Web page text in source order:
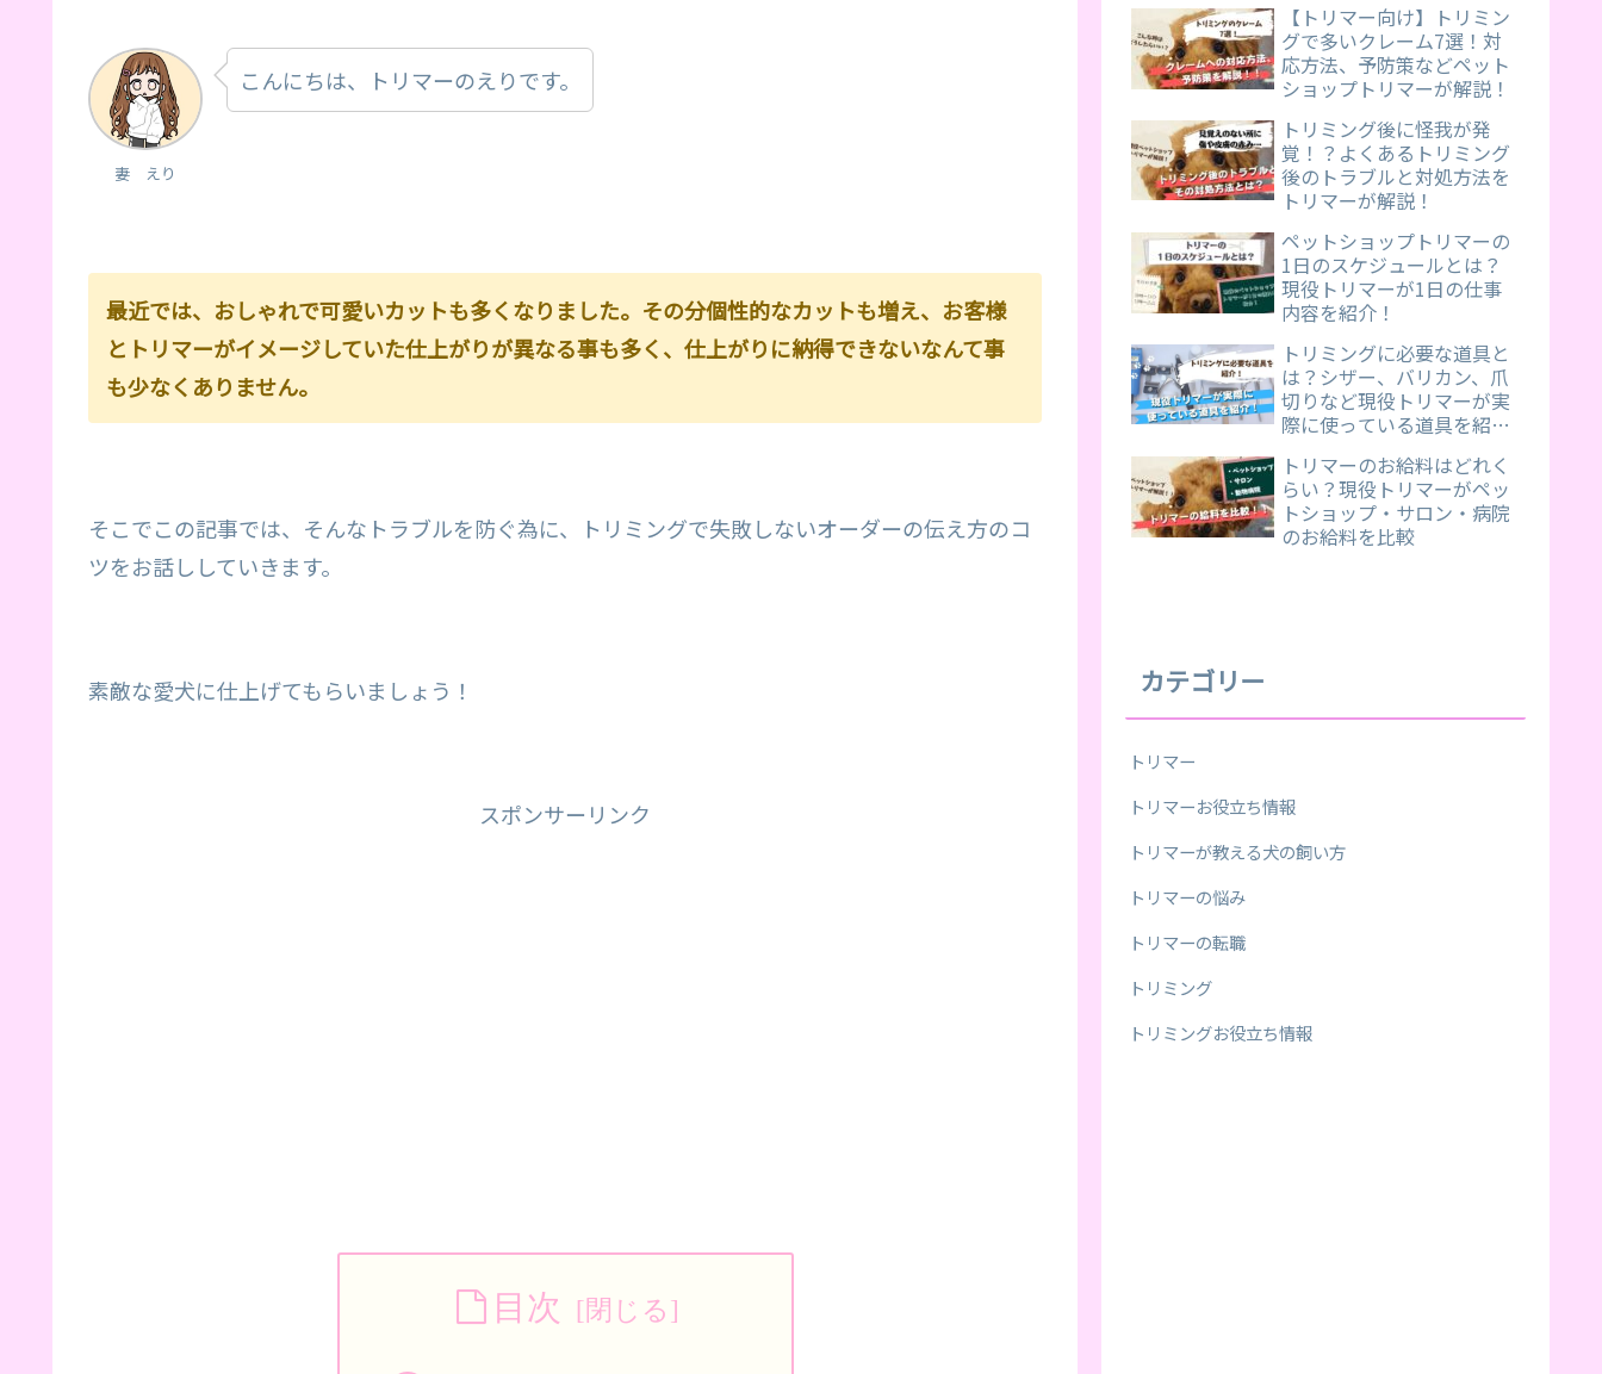
妻 えり
こんにちは、トリマーのえりです。
最近では、おしゃれで可愛いカットも多くなりました。その分個性的なカットも増え、お客様
とトリマーがイメージしていた仕上がりが異なる事も多く、仕上がりに納得できないなんて事
も少なくありません。
そこでこの記事では、そんなトラブルを防ぐ為に、トリミングで失敗しないオーダーの伝え方のコ
ツをお話ししていきます。
素敵な愛犬に仕上げてもらいましょう！
スポンサーリンク
目次
【トリマー向け】トリミン
グで多いクレーム7選！対
応方法、予防策などペット
ショップトリマーが解説！
トリミング後に怪我が発
覚！？よくあるトリミング
後のトラブルと対処方法を
トリマーが解説！
ペットショップトリマーの
1日のスケジュールとは？
現役トリマーが1日の仕事
内容を紹介！
トリミングに必要な道具と
は？シザー、バリカン、爪
切りなど現役トリマーが実
際に使っている道具を紹
トリマーのお給料はどれく
らい？現役トリマーがペッ
トショップ・サロン・病院
のお給料を比較
カテゴリー
トリマー
トリマーお役立ち情報
トリマーが教える犬の飼い方
トリマーの悩み
トリマーの転職
トリミング
トリミングお役立ち情報